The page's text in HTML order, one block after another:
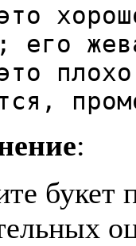
его
:
букет